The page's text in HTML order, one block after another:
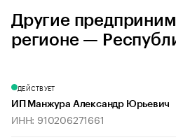
Другие
регионе —
ДЕЙСТВУЕТ
ИП Манжура Александр Юрьевич
ИНН: 910206271661